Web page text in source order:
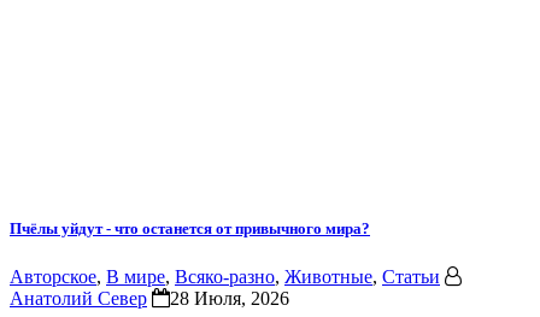
Пчёлы уйдут - что останется от привычного мира?
Авторское, В мире, Всяко-разно, Животные, Статьи
Анатолий Север
28 Июля, 2026